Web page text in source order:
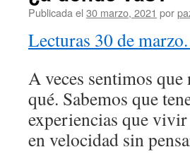
Publicada el 30 marzo, 2021 por
Lecturas 30 de
A veces sentimos
qué. Sabemos que
experiencias que
en velocidad sin